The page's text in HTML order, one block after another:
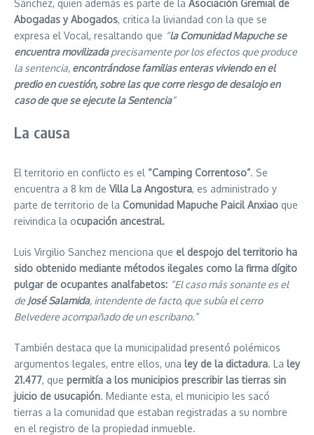
Sanchez, quien además es parte de la Asociación Gremial de
Abogadas y Abogados, critica la liviandad con la que se
expresa el Vocal, resaltando que “la Comunidad Mapuche se
encuentra movilizadaprecisamente por los efectos que produce
la sentencia, encontrándose familias enteras viviendo en el
predio en cuestión, sobre las que corre riesgo de desalojo en
caso de que se ejecute la Sentencia”
La causa
El territorio en conflicto es el “Camping Correntoso”. Se
encuentra a 8 km de Villa La Angostura, es administrado y
parte de territorio de la Comunidad Mapuche Paicil Anxiao que
reivindica la ocupación ancestral.
Luis Virgilio Sanchez menciona que el despojo del territorio ha
sido obtenido mediante métodos ilegales como la firma dígito
pulgar de ocupantes analfabetos: “El caso más sonante es el
de José Salamida, intendente de facto, que subía el cerro
Belvedere acompañado de un escribano.”
También destaca que la municipalidad presentó polémicos
argumentos legales, entre ellos, una ley de la dictadura. La ley
21.477, que permitía a los municipios prescribir las tierras sin
juicio de usucapión. Mediante esta, el municipio les sacó
tierras a la comunidad que estaban registradas a su nombre
en el registro de la propiedad inmueble.